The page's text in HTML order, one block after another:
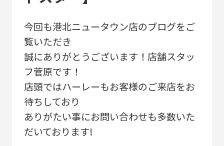
今回も港北ニュータウン店のブログをご
覧いただき
誠にありがとうございます！店舗スタッ
フ菅原です！
店頭ではハーレーもお客様のご来店をお
待ちしており
ありがたい事にお問い合わせも多数いた
だいております!